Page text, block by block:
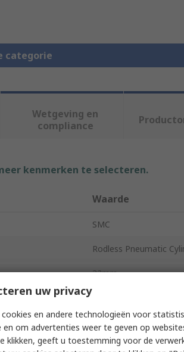
categorie
Wetgeving en
compliance
kenmerken te selecteren.
Waarde
SMC
Rodless Pneumatic
32mm
MY1
Double Acting
uw privacy
cookies en andere technologieën voor
en om advertenties weer te geven op
klikken, geeft u toestemming voor de